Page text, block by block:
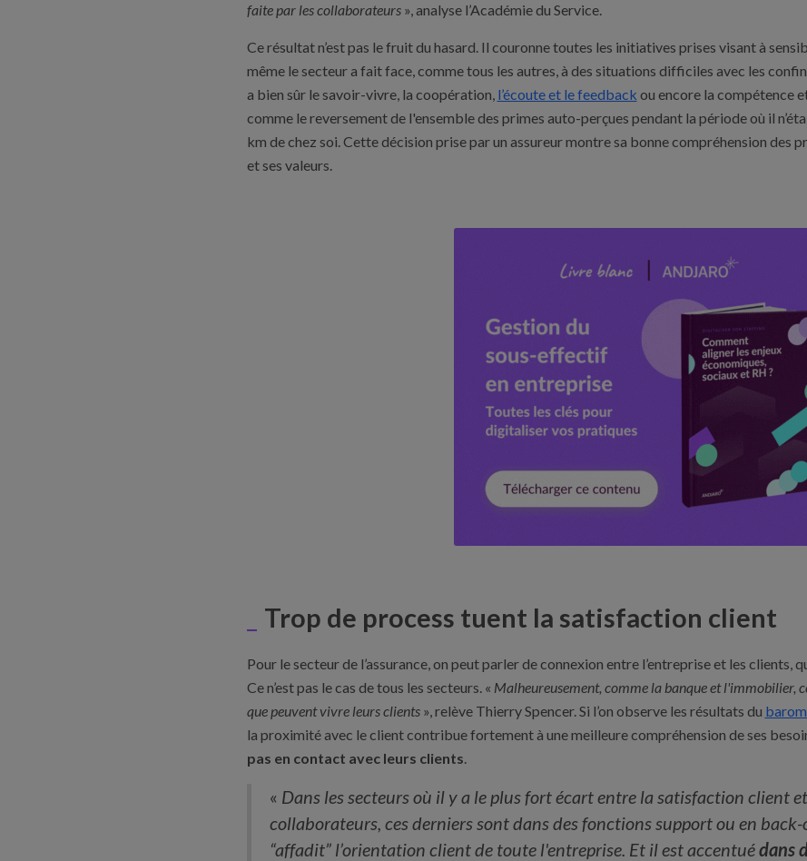
faite par les collaborateurs», analyse l’Académie du Service.
Ce résultat n’est pas le fruit du hasard. Il couronne toutes les initiatives prises visant à
même le secteur a fait face, comme tous les autres, à des situations difficiles avec les
a bien sûr le savoir-vivre, la coopération, l’écoute et le feedback ou encore la compétence
comme le reversement de l'ensemble des primes auto-perçues pendant la période où il
km de chez soi. Cette décision prise par un assureur montre sa bonne compréhension des
et ses valeurs.
Trop de process tuent la satisfaction client
Pour le secteur de l’assurance, on peut parler de connexion entre l’entreprise et les clients,
Ce n’est pas le cas de tous les secteurs. « Malheureusement, comme la banque et l'immobilier,
que peuvent vivre leurs clients», relève Thierry Spencer. Si l’on observe les résultats du
la proximité avec le client contribue fortement à une meilleure compréhension de ses
pas en contact avec leurs clients.
« Dans les secteurs où il y a le plus fort écart entre la satisfaction client
collaborateurs, ces derniers sont dans des fonctions support ou en
“affadit” l’orientation client de toute l'entreprise. Et il est accentuédans